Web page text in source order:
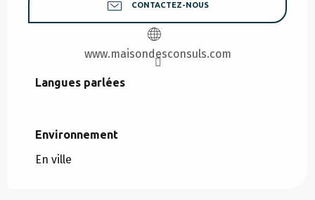
CONTACTEZ-NOUS
www.maisondesconsuls.com
Langues parlées
Langues parlées
Environnement
Environnement
En ville